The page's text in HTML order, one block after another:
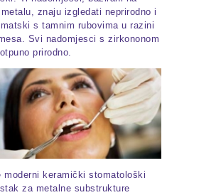
znaju izgledati neprirodno i
s tamnim rubovima u razini
Svi nadomjesci s zirkononom
prirodno.
moderni keramički stomatološki
za metalne substrukture